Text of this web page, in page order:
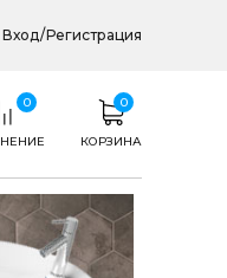
Вход/Регистрация
0 0
КОРЗИНА